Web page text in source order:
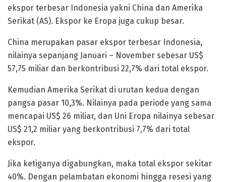
ekspor terbesar Indonesia yakni China dan Amerika
Serikat (AS). Ekspor ke Eropa juga cukup besar.
China merupakan pasar ekspor terbesar Indonesia,
nilainya sepanjang Januari – November sebesar US$
57,75 miliar dan berkontribusi 22,7% dari total ekspor.
Kemudian Amerika Serikat di urutan kedua dengan
pangsa pasar 10,3%. Nilainya pada periode yang sama
mencapai US$ 26 miliar, dan Uni Eropa nilainya sebesar
US$ 21,2 miliar yang berkontribusi 7,7% dari total
ekspor.
Jika ketiganya digabungkan, maka total ekspor sekitar
40%. Dengan pelambatan ekonomi hingga resesi yang